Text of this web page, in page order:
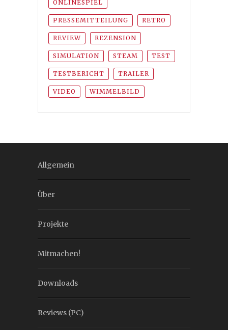
ONLINESPIEL
PRESSEMITTEILUNG RETRO
REVIEW REZENSION
SIMULATION STEAM TEST
TESTBERICHT TRAILER
VIDEO WIMMELBILD
Allgemein
Über
Projekte
Mitmachen!
Downloads
Reviews (PC)